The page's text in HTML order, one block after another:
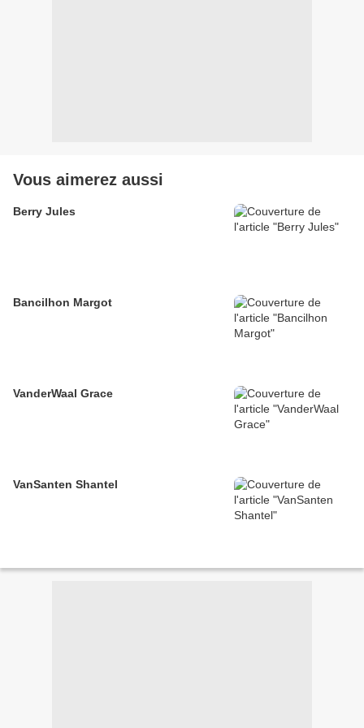
Vous aimerez aussi
Berry Jules
Bancilhon Margot
VanderWaal Grace
VanSanten Shantel